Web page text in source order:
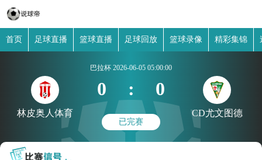
首页 足球直播 篮球直播 足球回放 篮球录像 精彩集锦
林皮奥人体育
巴拉杯 2026-06-05 05:00:00
0 : 0
已完赛
CD尤文图德